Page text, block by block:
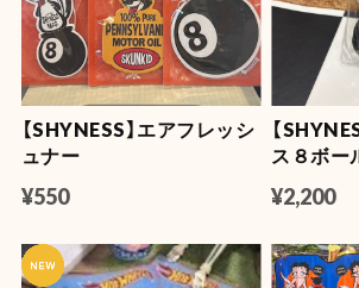
【SHYNESS】エアフレッシ
ュナー
¥550
【
ス８ボー
¥2,200